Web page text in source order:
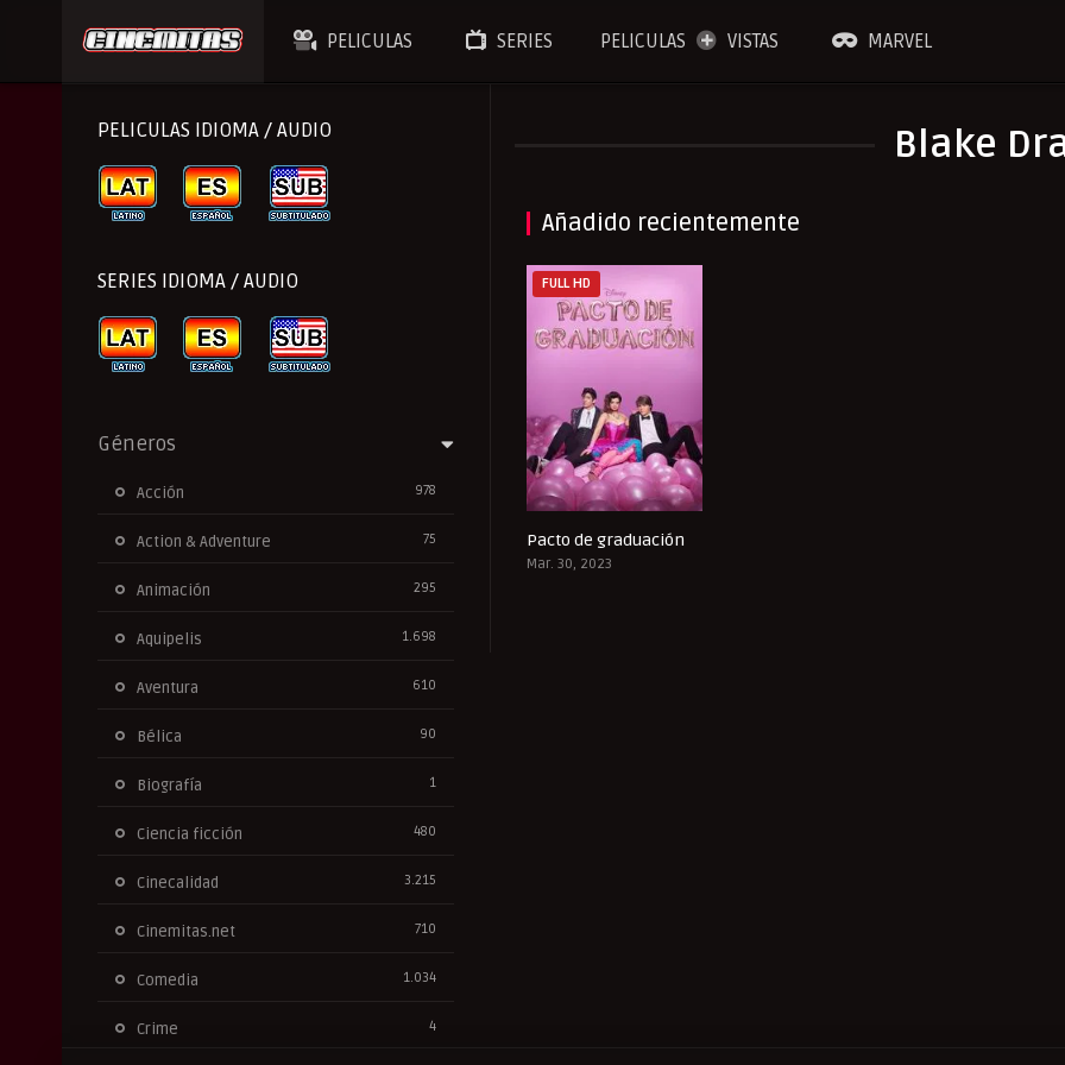
PELICULAS SERIES PELICULAS VISTAS MARVEL
Blake
Añadido recientemente
8.3
FULL HD
Pacto de graduación
Mar. 30, 2023
PELICULAS IDIOMA / AUDIO
SERIES IDIOMA / AUDIO
Géneros
Acción 978
Action & Adventure 75
Animación 295
Aquipelis 1.698
Aventura 610
Bélica 90
Biografía 1
Ciencia ficción 480
Cinecalidad 3.215
Cinemitas.net 710
Comedia 1.034
Crime 4